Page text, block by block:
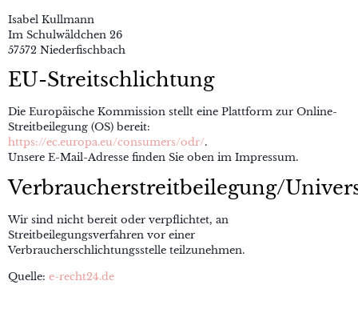
Isabel Kullmann
Im Schulwäldchen 26
57572 Niederfischbach
EU-Streitschlichtung
Die Europäische Kommission stellt eine Plattform zur Online-
Streitbeilegung (OS) bereit:
https://ec.europa.eu/consumers/odr/.
Unsere E-Mail-Adresse finden Sie oben im Impressum.
Verbraucherstreitbeilegung/
Wir sind nicht bereit oder verpflichtet, an
Streitbeilegungsverfahren vor einer
Verbraucherschlichtungsstelle teilzunehmen.
Quelle: e-recht24.de